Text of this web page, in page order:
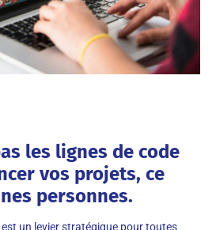
les lignes de code
vos projets, ce
personnes.
est un levier stratégique pour toutes